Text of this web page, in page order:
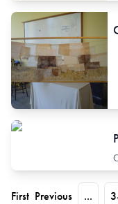
First Previous ...